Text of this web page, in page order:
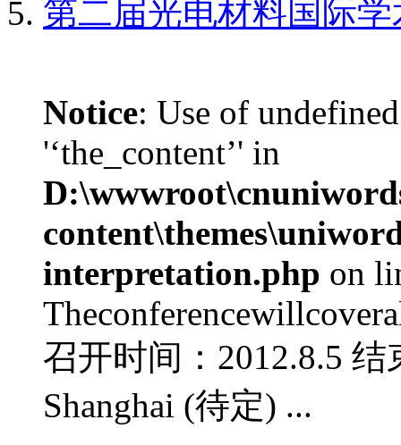
第二届光电材料国际
Notice: Use of
'‘the_content’' in
interpretation.php on
召开时间：2012.8.5
Shanghai (待定) ...